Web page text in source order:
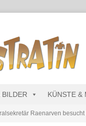
KÜNSTE &
Raenarven